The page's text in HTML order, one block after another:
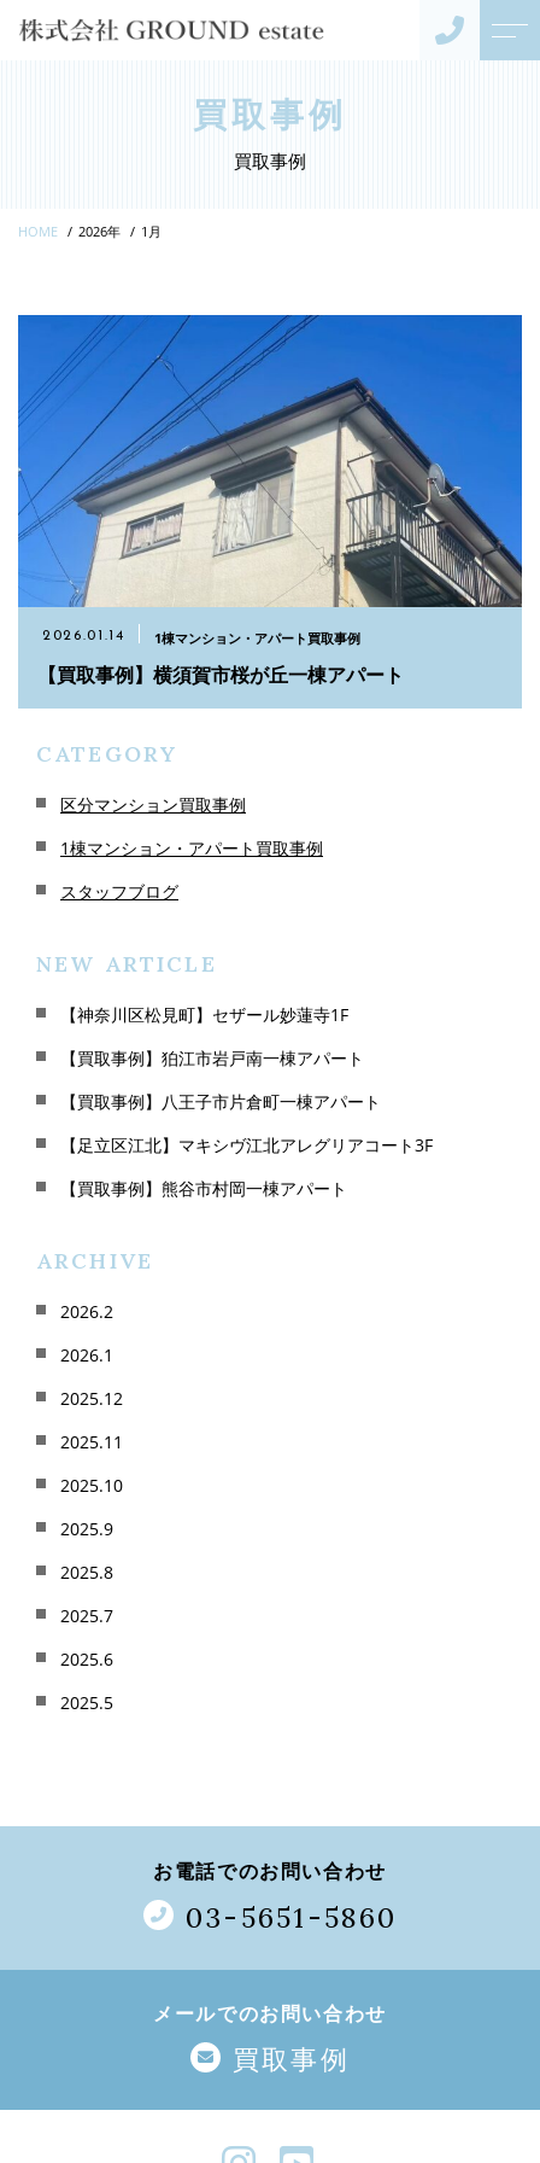
トップページ
事業内容
キャンペーン
代表紹介
ニュース
コンテンツ
お問い合わせ
03-5651-5860
買取事例
買取事例
HOME 2026年 1月
2026.01.14 1棟マンション・アパート買取事例
【買取事例】横須賀市桜が丘一棟アパート
CATEGORY
区分マンション買取事例
1棟マンション・アパート買取事例
スタッフブログ
NEW ARTICLE
【神奈川区松見町】セザール妙蓮寺1F
【買取事例】狛江市岩戸南一棟アパート
【買取事例】八王子市片倉町一棟アパート
【足立区江北】マキシヴ江北アレグリアコート3F
【買取事例】熊谷市村岡一棟アパート
ARCHIVE
2026.2
2026.1
2025.12
2025.11
2025.10
2025.9
2025.8
2025.7
2025.6
2025.5
お電話でのお問い合わせ
03-5651-5860
メールでのお問い合わせ
買取事例